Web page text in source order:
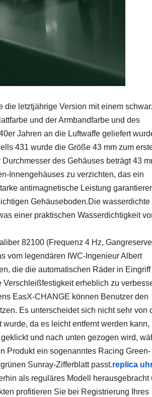
die letztjährige Version mit einem
und der Armbandfarbe und des
Jahren an die Luftwaffe geliefert
431 wurde die Größe 43 mm zum
des Gehäuses beträgt 43
Innengehäuses zu verzichten, das ein
antimagnetische Leistung
Gehäuseboden.Die wasserdichte
einer praktischen Wasserdichtigkeit
82100 (Frequenz 4 Hz,
vom legendären IWC-Ingenieur Albert
die die automatischen Räder in Eingriff
erheblich zu
EasX-CHANGE können Benutzer den
Es unterscheidet sich nicht sehr von
da es leicht entfernt werden kann,
und nach unten gezogen wird,
Produkt ein sogenanntes Racing Green-
Sunray-Zifferblatt passt.replica
als reguläres Modell herausgebracht
profitieren Sie bei Registrierung Ihres